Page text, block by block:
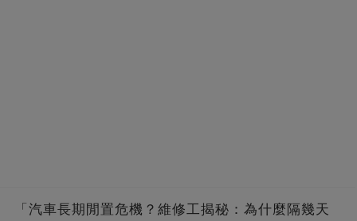
「汽車長期閒置危機？維修工揭秘：為什麼隔幾天